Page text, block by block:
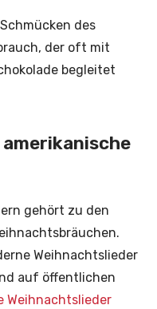
des
der oft mit
begleitet
gehört zu den
Weihnachtslieder
auf öffentlichen
Weihnachtslieder